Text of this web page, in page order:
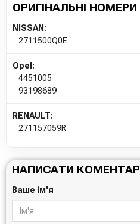
ОРИГІНАЛЬНІ НОМЕРИ
NISSAN:
2711500Q0E
Opel:
4451005
93198689
RENAULT:
271157059R
НАПИСАТИ КОМЕНТАР
Ваше ім'я